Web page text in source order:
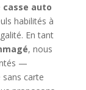
casse auto
habilités à
En tant
, nous
—
carte